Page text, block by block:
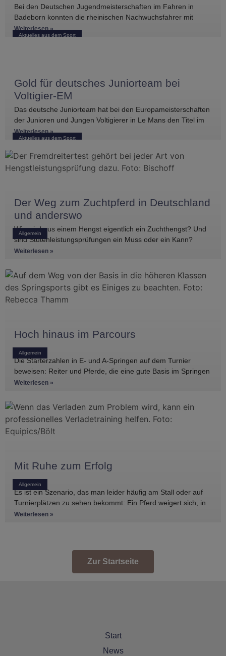
Aktuelles aus dem Sport
Bei den Deutschen Jugendmeisterschaften im Fahren in
Badeborn konnten die rheinischen Nachwuchsfahrer mit
mehreren vorderen Platzierungen überzeugen. Frederik
Koitka erreichte
Weiterlesen »
Aktuelles aus dem Sport
Gold für deutsches Juniorteam bei
Voltigier-EM
Das deutsche Juniorteam hat bei den Europameisterschaften
der Junioren und Jungen Voltigierer in Le Mans den Titel im
Gruppenvoltigieren gewonnen.
Weiterlesen »
Allgemein
Der Weg zum Zuchtpferd in Deutschland
und anderswo
Wie wird aus einem Hengst eigentlich ein Zuchthengst? Und
sind Stutenleistungsprüfungen ein Muss oder ein Kann?
Einblicke in die Regelwerke
Weiterlesen »
Allgemein
Hoch hinaus im Parcours
Die Starterzahlen in E- und A-Springen auf dem Turnier
beweisen: Reiter und Pferde, die eine gute Basis im Springen
haben, gibt es
Weiterlesen »
Allgemein
Mit Ruhe zum Erfolg
Es ist ein Szenario, das man leider häufig am Stall oder auf
Turnierplätzen zu sehen bekommt: Ein Pferd weigert sich, in
den Anhänger zu
Weiterlesen »
Zur Startseite
Start
News